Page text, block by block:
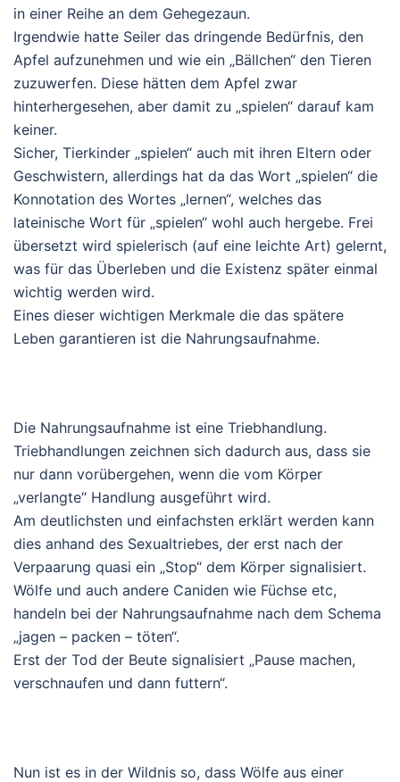
in einer Reihe an dem Gehegezaun.
Irgendwie hatte Seiler das dringende Bedürfnis, den
Apfel aufzunehmen und wie ein „Bällchen“ den Tieren
zuzuwerfen. Diese hätten dem Apfel zwar
hinterhergesehen, aber damit zu „spielen“ darauf kam
keiner.
Sicher, Tierkinder „spielen“ auch mit ihren Eltern oder
Geschwistern, allerdings hat da das Wort „spielen“ die
Konnotation des Wortes „lernen“, welches das
lateinische Wort für „spielen“ wohl auch hergebe. Frei
übersetzt wird spielerisch (auf eine leichte Art) gelernt,
was für das Überleben und die Existenz später einmal
wichtig werden wird.
Eines dieser wichtigen Merkmale die das spätere
Leben garantieren ist die Nahrungsaufnahme.
Die Nahrungsaufnahme ist eine Triebhandlung.
Triebhandlungen zeichnen sich dadurch aus, dass sie
nur dann vorübergehen, wenn die vom Körper
„verlangte“ Handlung ausgeführt wird.
Am deutlichsten und einfachsten erklärt werden kann
dies anhand des Sexualtriebes, der erst nach der
Verpaarung quasi ein „Stop“ dem Körper signalisiert.
Wölfe und auch andere Caniden wie Füchse etc,
handeln bei der Nahrungsaufnahme nach dem Schema
„jagen – packen – töten“.
Erst der Tod der Beute signalisiert „Pause machen,
verschnaufen und dann futtern“.
Nun ist es in der Wildnis so, dass Wölfe aus einer